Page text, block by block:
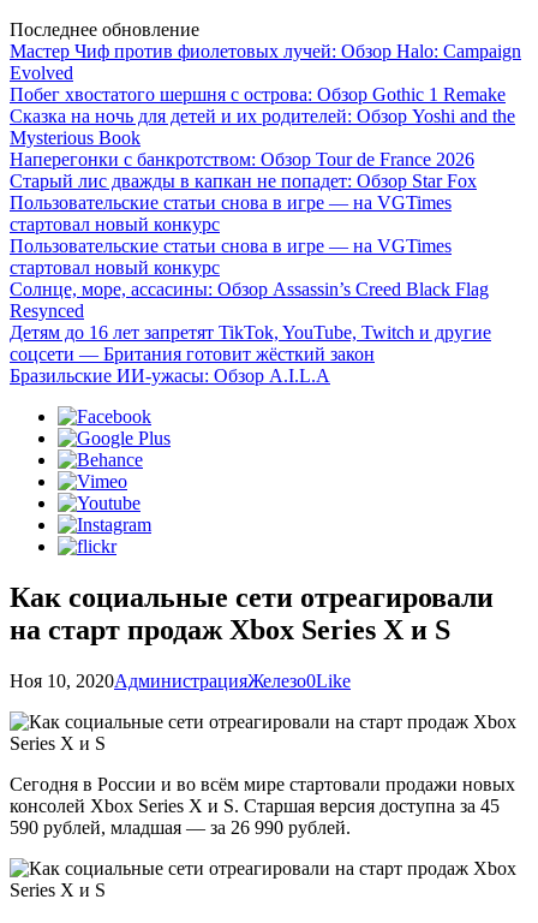
Последнее обновление
Мастер Чиф против фиолетовых лучей: Обзор Halo: Campaign
Evolved
Побег хвостатого шершня с острова: Обзор Gothic 1 Remake
Сказка на ночь для детей и их родителей: Обзор Yoshi and the
Mysterious Book
Наперегонки с банкротством: Обзор Tour de France 2026
Старый лис дважды в капкан не попадет: Обзор Star Fox
Пользовательские статьи снова в игре — на VGTimes
стартовал новый конкурс
Пользовательские статьи снова в игре — на VGTimes
стартовал новый конкурс
Солнце, море, ассасины: Обзор Assassin’s Creed Black Flag
Resynced
Детям до 16 лет запретят TikTok, YouTube, Twitch и другие
соцсети — Британия готовит жёсткий закон
Бразильские ИИ-ужасы: Обзор A.I.L.A
Как социальные сети отреагировали
на старт продаж Xbox Series X и S
Ноя 10, 2020АдминистрацияЖелезо0Like
Сегодня в России и во всём мире стартовали продажи новых
консолей Xbox Series X и S. Старшая версия доступна за 45
590 рублей, младшая — за 26 990 рублей.